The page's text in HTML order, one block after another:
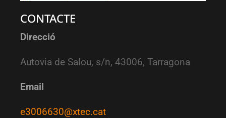
CONTACTE
Direcció
Autovia de Salou, s/n, 43006, Tarragona
Email
e3006630@xtec.cat